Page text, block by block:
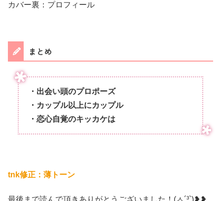
カバー裏：プロフィール
まとめ
・出会い頭のプロポーズ
・カップル以上にカップル
・恋心自覚のキッカケは
tnk修正：薄トーン